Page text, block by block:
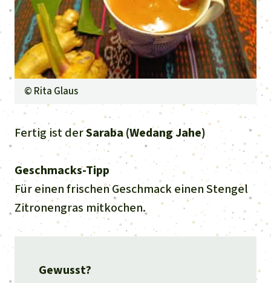
© Rita Glaus
Fertig ist derSaraba (Wedang Jahe)
Geschmacks-Tipp
Für einen frischen Geschmack einen Stengel
Zitronengras mitkochen.
Gewusst?